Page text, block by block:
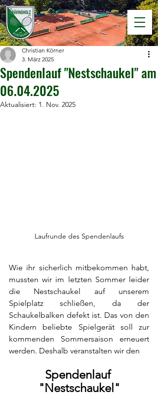
Spendenlauf "Nestschaukel" am
06.04.2025
Christian Körner
3. März 2025
Aktualisiert: 1. Nov. 2025
Laufrunde des Spendenlaufs
Wie ihr sicherlich mitbekommen habt,
mussten wir im letzten Sommer leider
die Nestschaukel auf unserem
Spielplatz schließen, da der
Schaukelbalken defekt ist. Das von den
Kindern beliebte Spielgerät soll zur
kommenden Sommersaison erneuert
werden. Deshalb veranstalten wir den
Spendenlauf
"Nestschaukel"